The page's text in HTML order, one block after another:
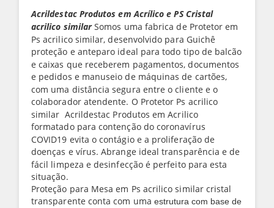
Acrildestac Produtos emAcrílico e PS Cristal
acrilico similarSomos uma fabrica de Protetor em
Ps acrilico similar, desenvolvido para Guichê
proteção e anteparo ideal para todo tipo de balcão
e caixas que receberem pagamentos, documentos
e pedidos e manuseio de máquinas de cartões,
com uma distância segura entre o cliente e o
colaborador atendente. O Protetor Ps acrilico
similar Acrildestac Produtos em Acrilico
formatado para contenção do coronavírus
COVID19 evita o contágio e a proliferação de
doenças e vírus. Abrange ideal transparência e de
fácil limpeza e desinfecção é perfeito para esta
situação.
Proteção para Mesa em Ps acrilico similar cristal
transparente conta com uma estrutura com base de